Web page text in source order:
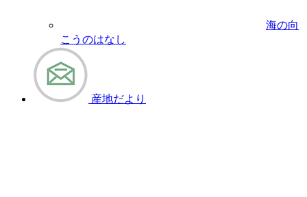
海の向
こうのはなし
産地だより